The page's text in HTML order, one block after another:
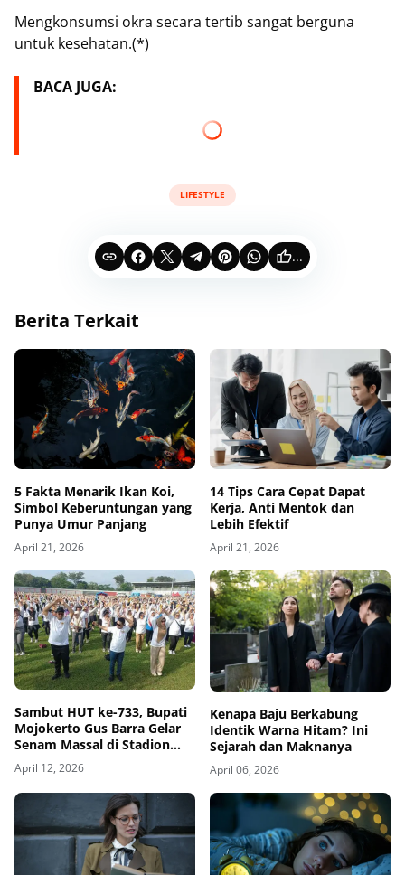
Mengkonsumsi okra secara tertib sangat berguna
untuk kesehatan.(*)
BACA JUGA:
LIFESTYLE
...
Berita Terkait
5 Fakta Menarik Ikan Koi,
Simbol Keberuntungan yang
Punya Umur Panjang
April 21, 2026
14 Tips Cara Cepat Dapat
Kerja, Anti Mentok dan
Lebih Efektif
April 21, 2026
Sambut HUT ke-733, Bupati
Mojokerto Gus Barra Gelar
Senam Massal di Stadion
Gajah Mada
April 12, 2026
Kenapa Baju Berkabung
Identik Warna Hitam? Ini
Sejarah dan Maknanya
April 06, 2026